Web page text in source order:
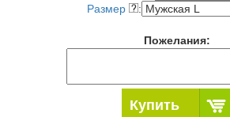
Размер
:
Пожелания:
Купить